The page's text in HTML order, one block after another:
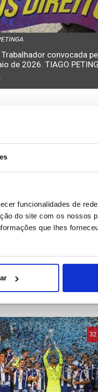
funcionalidades de
do site com os nossos
que lhes
convocada
de 2026. TIAGO
Quénia: Cerimónia de
ID: 47555711 Data: 02/08/2026 16:18
32